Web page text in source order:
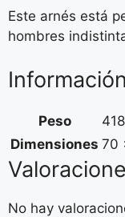
Este arnés está
hombres
Peso
Dimensiones 70
No hay